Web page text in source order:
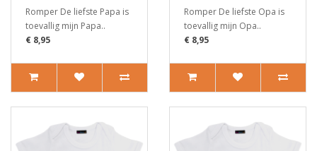
Romper De liefste Papa is
toevallig mijn Papa..
€ 8,95
Romper De liefste Opa is
toevallig mijn Opa..
€ 8,95